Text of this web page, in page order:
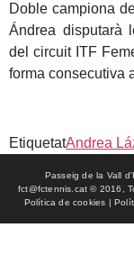
Doble campiona
Ándrea disputarà
del circuit ITF
forma consecutiva
EtiquetatAndrea
Passeig de la Vall
fct@fctennis.cat © 2016,
Política de cookies |